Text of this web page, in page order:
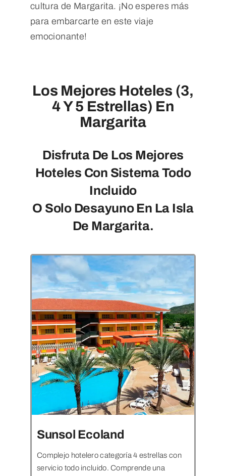
cultura de Margarita. ¡No esperes más
para embarcarte en este viaje
emocionante!
Los Mejores Hoteles (3,
4 Y 5 Estrellas) En
Margarita
Disfruta De Los Mejores
Hoteles Con Sistema Todo
Incluido
O Solo Desayuno En La Isla
De Margarita.
Sunsol Ecoland
Complejo hotelero categoría 4 estrellas con
servicio todo incluido. Comprende una